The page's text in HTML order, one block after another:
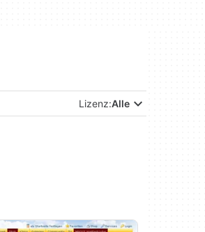
Lizenz:Alle